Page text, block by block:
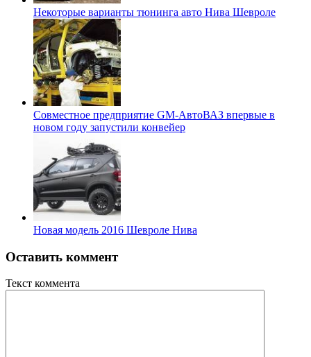
Некоторые варианты тюнинга авто Нива Шевроле
Совместное предприятие GM-АвтоВАЗ впервые в
новом году запустили конвейер
Новая модель 2016 Шевроле Нива
Оставить коммент
Текст коммента